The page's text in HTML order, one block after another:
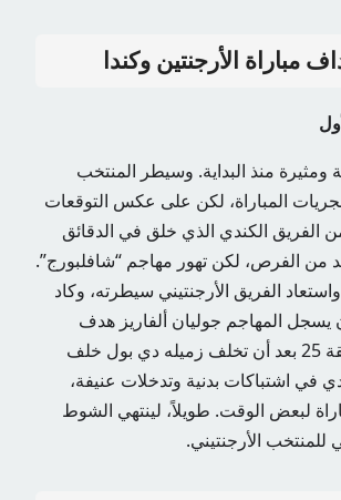
مباراة الأرجنتين وكندا
ومثيرة منذ البداية. وسيطر المنتخب
المباراة، لكن على عكس التوقعات
الفريق الكندي الذي خلق في الدقائق
العديد من الفرص، لكن تهور مهاجم “شافلبورج”.
الفريق الأرجنتيني سيطرته، وكاد
المهاجم جوليان ألفاريز هدف
الافتتاح في الدقيقة 25 بعد أن تخلف زميله دي بول خلف
في اشتباكات بدنية وتدخلات عنيفة،
لبعض الوقت. طويلاً، لينتهي الشوط
للمنتخب الأرجنتيني.